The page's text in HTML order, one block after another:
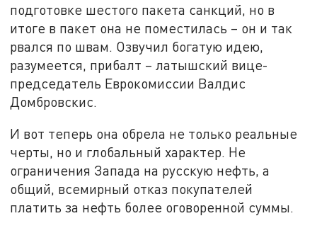
подготовке шестого пакета санкций, но в
итоге в пакет она не поместилась – он и так
рвался по швам. Озвучил богатую идею,
разумеется, прибалт – латышский вице-
председатель Еврокомиссии Валдис
Домбровскис.
И вот теперь она обрела не только реальные
черты, но и глобальный характер. Не
ограничения Запада на русскую нефть, а
общий, всемирный отказ покупателей
платить за нефть более оговоренной суммы.